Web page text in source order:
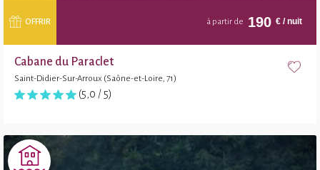
OFFRIR à partir de 190 € / nuit
Cabane du Paraclet
Saint-Didier-Sur-Arroux (Saône-et-Loire, 71)
(5,0 / 5)